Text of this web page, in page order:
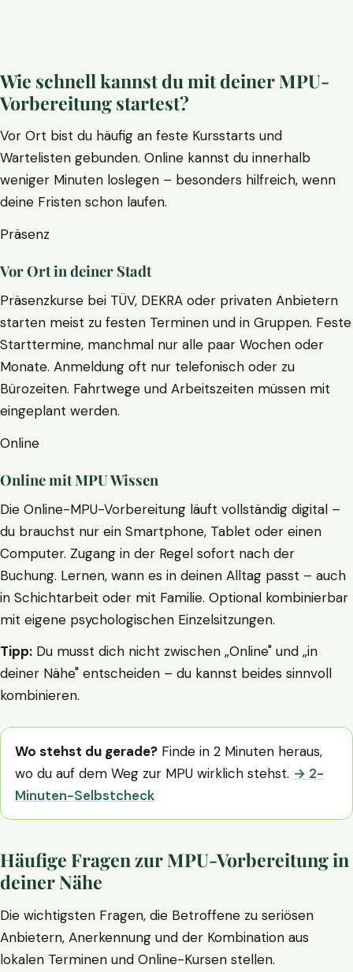
Wie schnell kannst du mit deiner MPU-
Vorbereitung startest?
Vor Ort bist du häufig an feste Kursstarts und
Wartelisten gebunden. Online kannst du innerhalb
weniger Minuten loslegen – besonders hilfreich, wenn
deine Fristen schon laufen.
Präsenz
Vor Ort in deiner Stadt
Präsenzkurse bei TÜV, DEKRA oder privaten Anbietern
starten meist zu festen Terminen und in Gruppen. Feste
Starttermine, manchmal nur alle paar Wochen oder
Monate. Anmeldung oft nur telefonisch oder zu
Bürozeiten. Fahrtwege und Arbeitszeiten müssen mit
eingeplant werden.
Online
Online mit MPU Wissen
Die Online-MPU-Vorbereitung läuft vollständig digital –
du brauchst nur ein Smartphone, Tablet oder einen
Computer. Zugang in der Regel sofort nach der
Buchung. Lernen, wann es in deinen Alltag passt – auch
in Schichtarbeit oder mit Familie. Optional kombinierbar
mit eigene psychologischen Einzelsitzungen.
Tipp: Du musst dich nicht zwischen „Online" und „in
deiner Nähe" entscheiden – du kannst beides sinnvoll
kombinieren.
Wo stehst du gerade? Finde in 2 Minuten heraus,
wo du auf dem Weg zur MPU wirklich stehst. → 2-
Minuten-Selbstcheck
Häufige Fragen zur MPU-Vorbereitung in
deiner Nähe
Die wichtigsten Fragen, die Betroffene zu seriösen
Anbietern, Anerkennung und der Kombination aus
lokalen Terminen und Online-Kursen stellen.